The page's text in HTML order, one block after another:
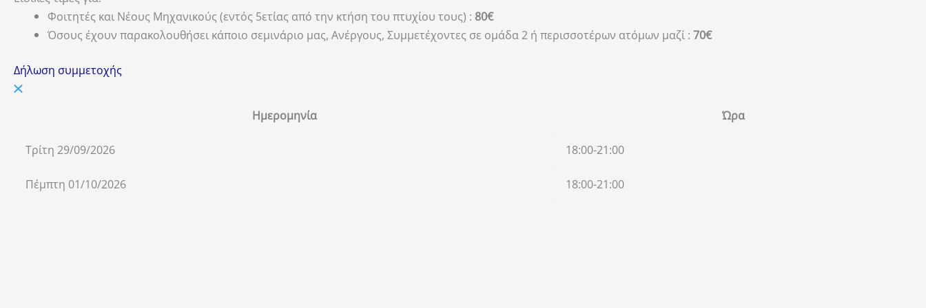
Φοιτητές και Νέους Μηχανικούς (εντός 5ετίας από την κτήση του πτυχίου τους) : 80€
Όσους έχουν παρακολουθήσει κάποιο σεμινάριο μας, Ανέργους, Συμμετέχοντες σε ομάδα 2 ή περισσοτέρων ατόμων μαζί :70€
Δήλωση συμμετοχής
Ημερομηνία Ώρα
Τρίτη 29/09/2026 18:00-21:00
Πέμπτη 01/10/2026 18:00-21:00